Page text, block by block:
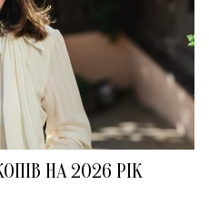
НА 2026 РІК